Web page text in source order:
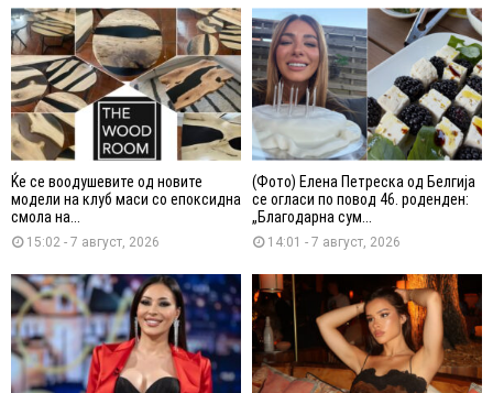
Ќе се воодушевите од новите
модели на клуб маси со епоксидна
смола на...
15:02 - 7 август, 2026
(Фото) Елена Петреска од Белгија
се огласи по повод 46. роденден:
„Благодарна сум...
14:01 - 7 август, 2026